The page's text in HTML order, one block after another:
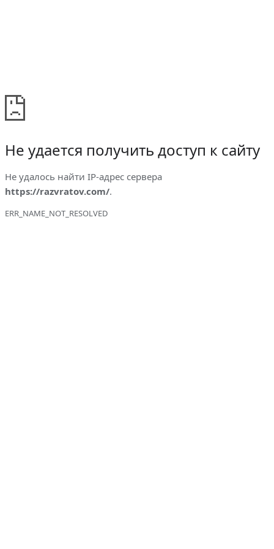
Не удается получить доступ к сайту
Не удалось найти IP-адрес сервера
https://razvratov.com/.
ERR_NAME_NOT_RESOLVED